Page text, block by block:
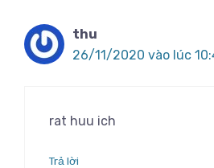
thu
26/11/2020 vào lúc
rat huu ich
Trả lời